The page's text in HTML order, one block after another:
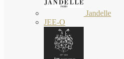
Jandelle
JEE-O